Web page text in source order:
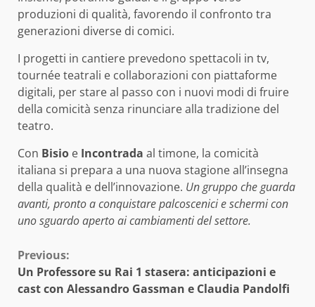
produzioni di qualità, favorendo il confronto tra
generazioni diverse di comici.
I progetti in cantiere prevedono spettacoli in tv,
tournée teatrali e collaborazioni con piattaforme
digitali, per stare al passo con i nuovi modi di fruire
della comicità senza rinunciare alla tradizione del
teatro.
Con Bisio e Incontrada al timone, la comicità
italiana si prepara a una nuova stagione all’insegna
della qualità e dell’innovazione. Un gruppo che guarda
avanti, pronto a conquistare palcoscenici e schermi con
uno sguardo aperto ai cambiamenti del settore.
Continue
Reading
Previous:
Un Professore su Rai 1 stasera: anticipazioni e
cast con Alessandro Gassman e Claudia Pandolfi